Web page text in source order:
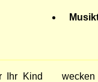
Ihr Kind
wecken